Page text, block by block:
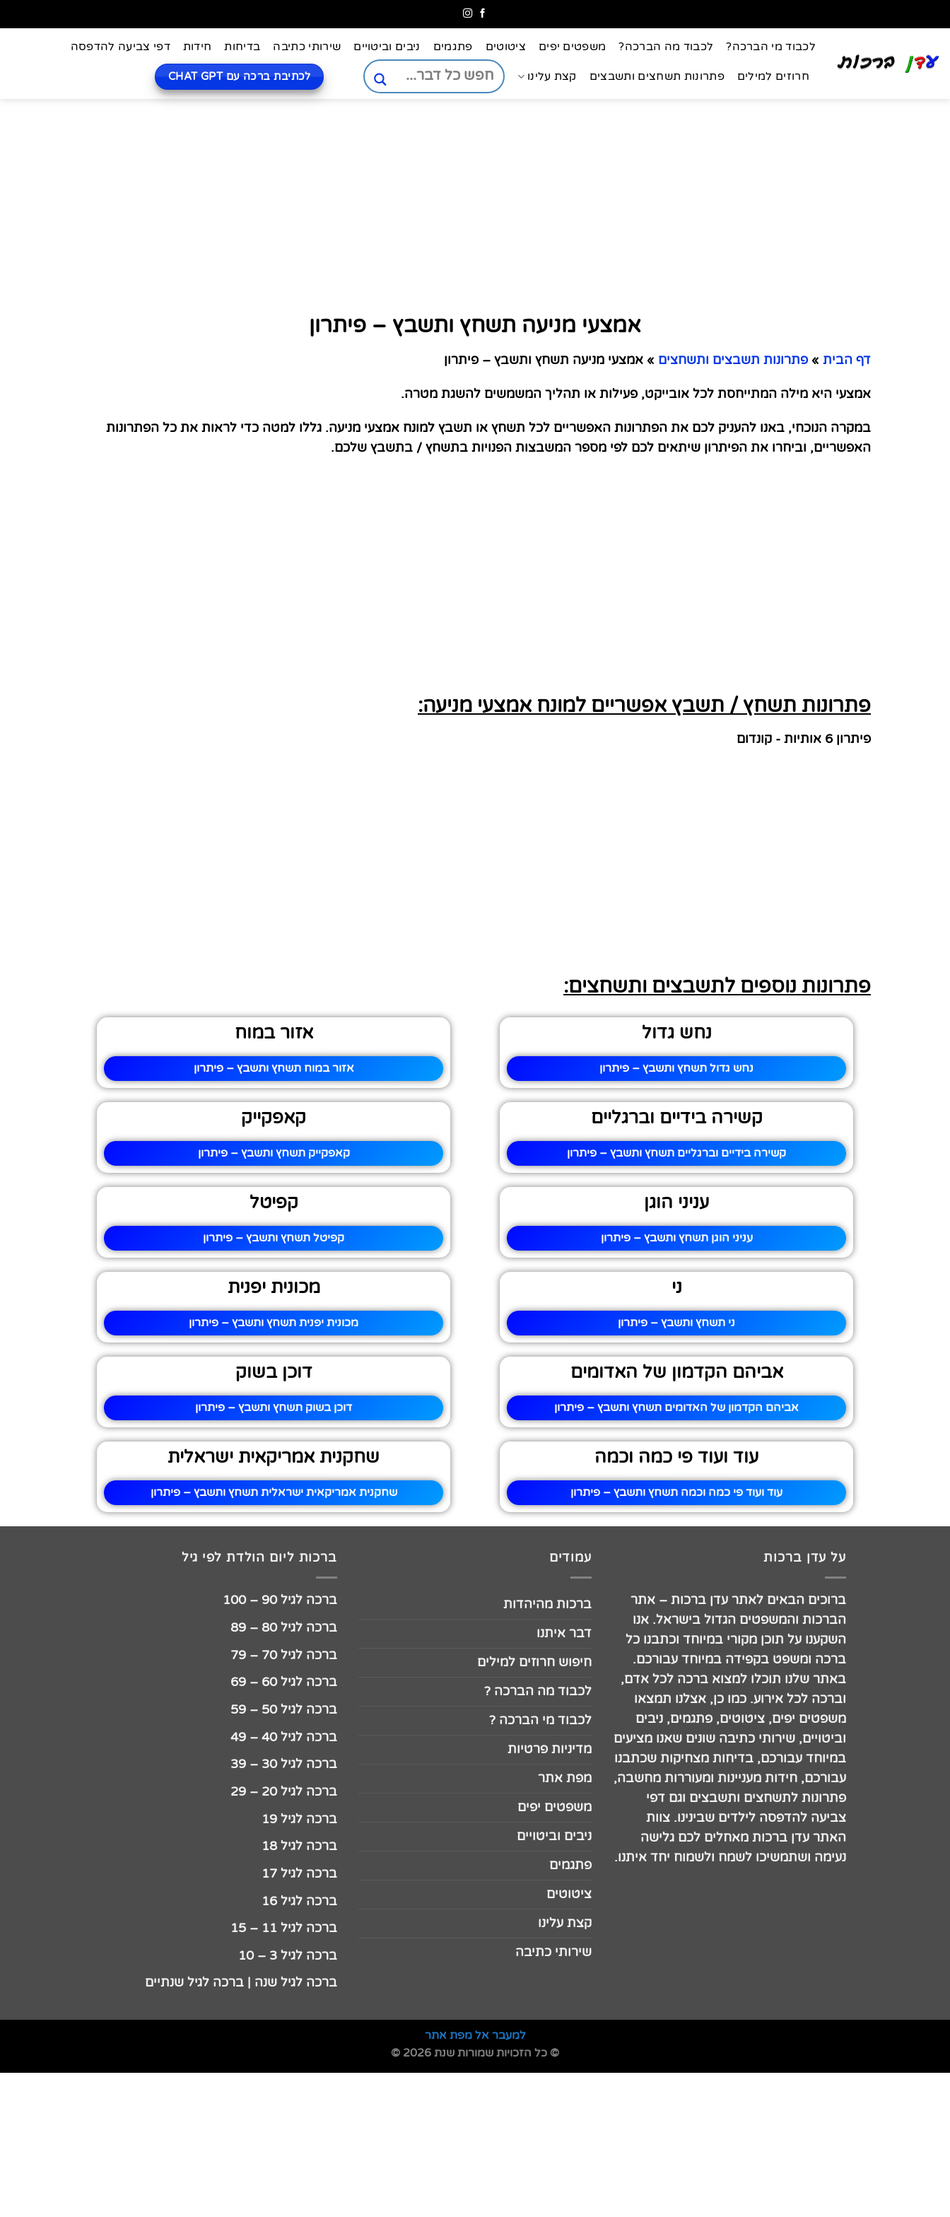
לכבוד מי הברכה? לכבוד מה הברכה? משפטים יפים ציטוטים פתגמים ניבים וביטויים שירותי כתיבה בדיחות חידות דפי צביעה להדפסה
חרוזים למילים פתרונות תשחצים ותשבצים קצת עלינו לכתיבת ברכה עם CHAT GPT
אמצעי מניעה תשחץ ותשבץ – פיתרון
דף הבית » פתרונות תשבצים ותשחצים » אמצעי מניעה תשחץ ותשבץ – פיתרון
אמצעי היא מילה המתייחסת לכל אובייקט, פעילות או תהליך המשמשים להשגת מטרה.
במקרה הנוכחי, באנו להעניק לכם את הפתרונות האפשריים לכל תשחץ או תשבץ למונח אמצעי מניעה. גללו למטה כדי לראות את כל הפתרונות
האפשריים, וביחרו את הפיתרון שיתאים לכם לפי מספר המשבצות הפנויות בתשחץ / בתשבץ שלכם.
פתרונות תשחץ / תשבץ אפשריים למונח אמצעי מניעה:
פיתרון 6 אותיות - קונדום
פתרונות נוספים לתשבצים ותשחצים:
נחש גדול
נחש גדול תשחץ ותשבץ – פיתרון
אזור במוח
אזור במוח תשחץ ותשבץ – פיתרון
קשירה בידיים וברגליים
קשירה בידיים וברגליים תשחץ ותשבץ – פיתרון
קאפקייק
קאפקייק תשחץ ותשבץ – פיתרון
עניני הוגן
עניני הוגן תשחץ ותשבץ – פיתרון
קפיטל
קפיטל תשחץ ותשבץ – פיתרון
ני
ני תשחץ ותשבץ – פיתרון
מכונית יפנית
מכונית יפנית תשחץ ותשבץ – פיתרון
אביהם הקדמון של האדומים
אביהם הקדמון של האדומים תשחץ ותשבץ – פיתרון
דוכן בשוק
דוכן בשוק תשחץ ותשבץ – פיתרון
עוד ועוד פי כמה וכמה
עוד ועוד פי כמה וכמה תשחץ ותשבץ – פיתרון
שחקנית אמריקאית ישראלית
שחקנית אמריקאית ישראלית תשחץ ותשבץ – פיתרון
על עדן ברכות
ברוכים הבאים לאתר עדן ברכות – אתר
הברכות והמשפטים הגדול בישראל. אנו
השקענו על תוכן מקורי במיוחד וכתבנו כל
ברכה ומשפט בקפידה במיוחד עבורכם.
באתר שלנו תוכלו למצוא ברכה לכל אדם,
וברכה לכל אירוע. כמו כן, אצלנו תמצאו
משפטים יפים, ציטוטים, פתגמים, ניבים
וביטויים, שירותי כתיבה שונים שאנו מציעים
במיוחד עבורכם, בדיחות מצחיקות שכתבנו
עבורכם, חידות מעניינות ומעוררות מחשבה,
פתרונות לתשחצים ותשבצים וגם דפי
צביעה להדפסה לילדים שבינינו. צוות
האתר עדן ברכות מאחלים לכם גלישה
נעימה ושתמשיכו לשמח ולשמוח יחד איתנו.
עמודים
ברכות מהיהדות
דבר איתנו
חיפוש חרוזים למילים
לכבוד מה הברכה ?
לכבוד מי הברכה ?
מדיניות פרטיות
מפת אתר
משפטים יפים
ניבים וביטויים
פתגמים
ציטוטים
קצת עלינו
שירותי כתיבה
ברכות ליום הולדת לפי גיל
ברכה לגיל 90 – 100
ברכה לגיל 80 – 89
ברכה לגיל 70 – 79
ברכה לגיל 60 – 69
ברכה לגיל 50 – 59
ברכה לגיל 40 – 49
ברכה לגיל 30 – 39
ברכה לגיל 20 – 29
ברכה לגיל 19
ברכה לגיל 18
ברכה לגיל 17
ברכה לגיל 16
ברכה לגיל 11 – 15
ברכה לגיל 3 – 10
ברכה לגיל שנה | ברכה לגיל שנתיים
למעבר אל מפת אתר
© כל הזכויות שמורות שנת 2026 ©